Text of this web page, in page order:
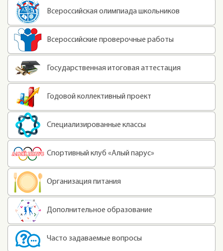
Всероссийская олимпиада школьников
Всероссийские проверочные работы
Государственная итоговая аттестация
Годовой коллективный проект
Специализированные классы
Спортивный клуб «Алый парус»
Организация питания
Дополнительное образование
Часто задаваемые вопросы